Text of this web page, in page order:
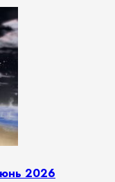
2026